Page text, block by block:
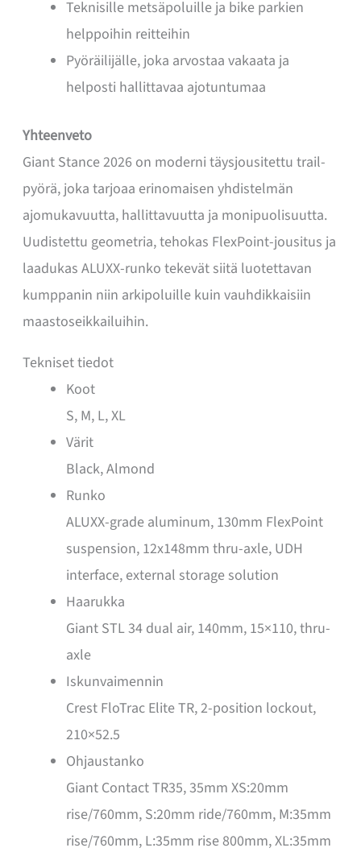
Teknisille metsäpoluille ja bike parkien
helppoihin reitteihin
Pyöräilijälle, joka arvostaa vakaata ja
helposti hallittavaa ajotuntumaa
Yhteenveto
Giant Stance 2026 on moderni täysjousitettu trail-
pyörä, joka tarjoaa erinomaisen yhdistelmän
ajomukavuutta, hallittavuutta ja monipuolisuutta.
Uudistettu geometria, tehokas FlexPoint-jousitus ja
laadukas ALUXX-runko tekevät siitä luotettavan
kumppanin niin arkipoluille kuin vauhdikkaisiin
maastoseikkailuihin.
Tekniset tiedot
Koot
S, M, L, XL
Värit
Black, Almond
Runko
ALUXX-grade aluminum, 130mm FlexPoint
suspension, 12x148mm thru-axle, UDH
interface, external storage solution
Haarukka
Giant STL 34 dual air, 140mm, 15×110, thru-
axle
Iskunvaimennin
Crest FloTrac Elite TR, 2-position lockout,
210×52.5
Ohjaustanko
Giant Contact TR35, 35mm XS:20mm
rise/760mm, S:20mm ride/760mm, M:35mm
rise/760mm, L:35mm rise 800mm, XL:35mm